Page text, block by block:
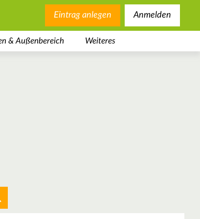
Eintrag anlegen Anmelden
& Außenbereich Weiteres
Standort verwenden